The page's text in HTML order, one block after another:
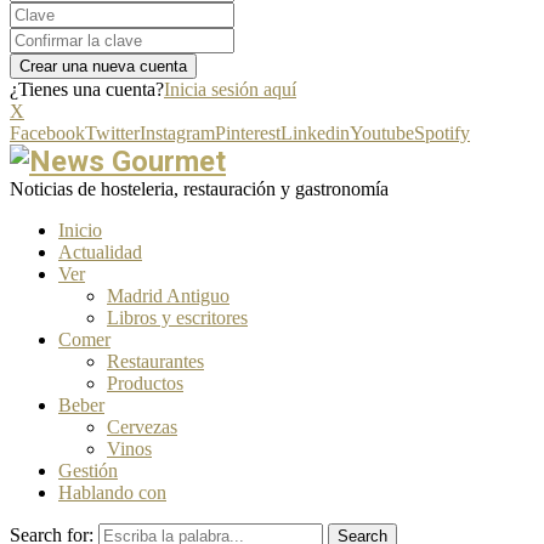
¿Tienes una cuenta?Inicia sesión aquí
X
FacebookTwitterInstagramPinterestLinkedinYoutubeSpotify
Noticias de hosteleria, restauración y gastronomía
Inicio
Actualidad
Ver
Madrid Antiguo
Libros y escritores
Comer
Restaurantes
Productos
Beber
Cervezas
Vinos
Gestión
Hablando con
Search for: Search